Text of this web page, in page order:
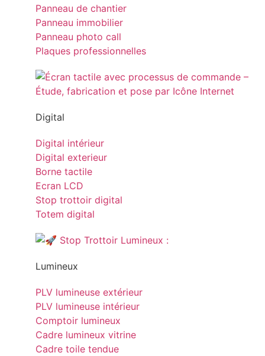
Panneau de chantier
Panneau immobilier
Panneau photo call
Plaques professionnelles
Digital
Digital intérieur
Digital exterieur
Borne tactile
Ecran LCD
Stop trottoir digital
Totem digital
Lumineux
PLV lumineuse extérieur
PLV lumineuse intérieur
Comptoir lumineux
Cadre lumineux vitrine
Cadre toile tendue